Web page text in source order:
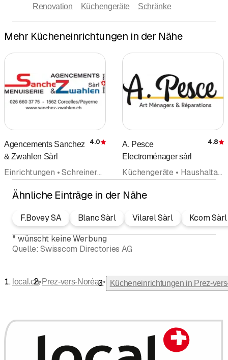
Renovation Küchengeräte Schränke
Mehr Kücheneinrichtungen in der Nähe
Agencements Sanchez
& Zwahlen Sàrl
Bewertung
4.0
Einrichtungen • Schreinerei • Kücheneinrichtungen • Fenster • Renovation • Inneneinrichtungen
A. Pesce
Electroménager sàrl
4.8
Küchengeräte • Haushaltapparate • Kaffeemaschinen • Waschmaschinen • Reparaturen • Wäschetrockner Tumbler • Elektriker • Elektroinstallationsgeschäft • Kücheneinrichtungen
Ähnliche Einträge in der Nähe
F.Bovey SA Blanc Sàrl Vilarel Sàrl
Kcom Sàrl
* wünscht keine Werbung
Quelle: Swisscom Directories AG
local.ch•Prez-vers-Noréaz• Kücheneinrichtungen in Prez-